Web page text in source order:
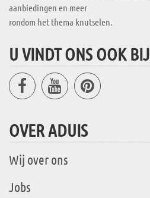
aanbiedingen en meer
rondom het thema knutselen.
U VINDT ONS OOK BIJ
OVER ADUIS
Wij over ons
Jobs